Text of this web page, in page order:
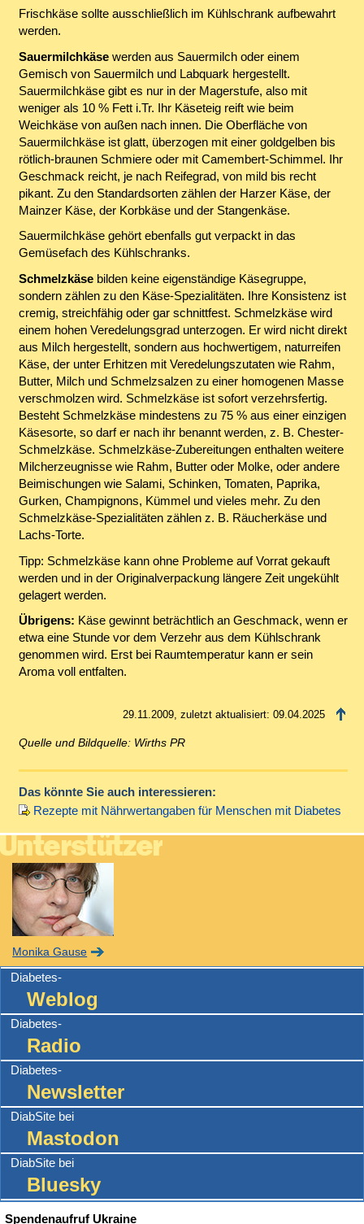
Frischkäse sollte ausschließlich im Kühlschrank aufbewahrt
werden.
Sauermilchkäsewerden aus Sauermilch oder einem
Gemisch von Sauermilch und Labquark hergestellt.
Sauermilchkäse gibt es nur in der Magerstufe, also mit
weniger als 10 % Fett i.Tr. Ihr Käseteig reift wie beim
Weichkäse von außen nach innen. Die Oberfläche von
Sauermilchkäse ist glatt, überzogen mit einer goldgelben bis
rötlich-braunen Schmiere oder mit Camembert-Schimmel. Ihr
Geschmack reicht, je nach Reifegrad, von mild bis recht
pikant. Zu den Standardsorten zählen der Harzer Käse, der
Mainzer Käse, der Korbkäse und der Stangenkäse.
Sauermilchkäse gehört ebenfalls gut verpackt in das
Gemüsefach des Kühlschranks.
Schmelzkäsebilden keine eigenständige Käsegruppe,
sondern zählen zu den Käse-Spezialitäten. Ihre Konsistenz ist
cremig, streichfähig oder gar schnittfest. Schmelzkäse wird
einem hohen Veredelungsgrad unterzogen. Er wird nicht direkt
aus Milch hergestellt, sondern aus hochwertigem, naturreifen
Käse, der unter Erhitzen mit Veredelungszutaten wie Rahm,
Butter, Milch und Schmelzsalzen zu einer homogenen Masse
verschmolzen wird. Schmelzkäse ist sofort verzehrsfertig.
Besteht Schmelzkäse mindestens zu 75 % aus einer einzigen
Käsesorte, so darf er nach ihr benannt werden, z. B. Chester-
Schmelzkäse. Schmelzkäse-Zubereitungen enthalten weitere
Milcherzeugnisse wie Rahm, Butter oder Molke, oder andere
Beimischungen wie Salami, Schinken, Tomaten, Paprika,
Gurken, Champignons, Kümmel und vieles mehr. Zu den
Schmelzkäse-Spezialitäten zählen z. B. Räucherkäse und
Lachs-Torte.
Tipp: Schmelzkäse kann ohne Probleme auf Vorrat gekauft
werden und in der Originalverpackung längere Zeit ungekühlt
gelagert werden.
Übrigens: Käse gewinnt beträchtlich an Geschmack, wenn er
etwa eine Stunde vor dem Verzehr aus dem Kühlschrank
genommen wird. Erst bei Raumtemperatur kann er sein
Aroma voll entfalten.
29.11.2009, zuletzt aktualisiert: 09.04.2025
Quelle und Bildquelle: Wirths PR
Das könnte Sie auch interessieren:
Rezepte mit Nährwertangaben für Menschen mit Diabetes
Monika Gause
Diabetes-
Weblog
Diabetes-
Radio
Diabetes-
Newsletter
DiabSite bei
Mastodon
DiabSite bei
Bluesky
Spendenaufruf Ukraine